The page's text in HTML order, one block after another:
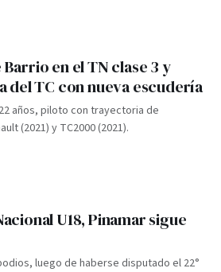
en el TN clase 3 y
del TC con nueva escudería
años, piloto con trayectoria de
(2021) y TC2000 (2021).
U18, Pinamar sigue
luego de haberse disputado el 22°